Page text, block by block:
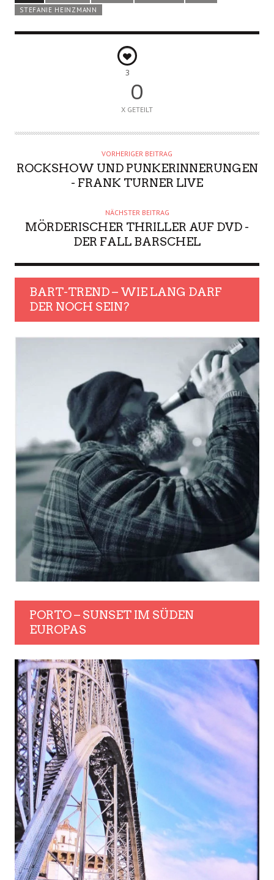
STEFANIE HEINZMANN
3
0
X GETEILT
VORHERIGER BEITRAG
ROCKSHOW UND PUNKERINNERUNGEN
- FRANK TURNER LIVE
NÄCHSTER BEITRAG
MÖRDERISCHER THRILLER AUF DVD -
DER FALL BARSCHEL
BART-TREND – WIE LANG DARF
DER NOCH SEIN?
PORTO – SUNSET IM SÜDEN
EUROPAS